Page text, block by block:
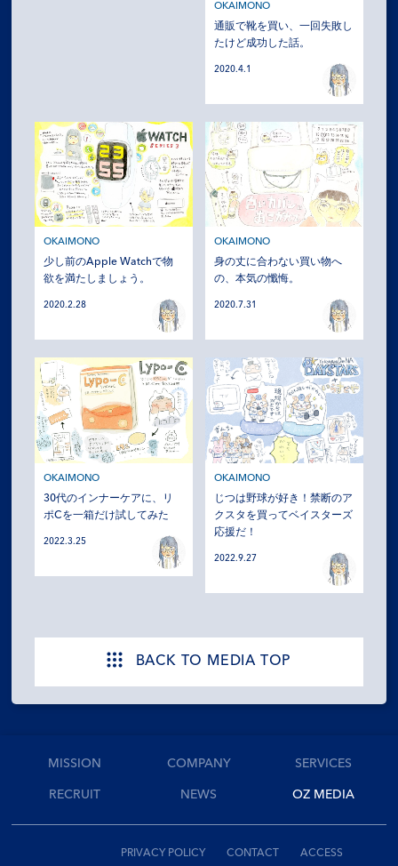
OKAIMONO
通販で靴を買い、一回失敗し
たけど成功した話。
2020.4.1
OKAIMONO
少し前のApple Watchで物
欲を満たしましょう。
2020.2.28
OKAIMONO
身の丈に合わない買い物へ
の、本気の懺悔。
2020.7.31
OKAIMONO
30代のインナーケアに、リ
ポCを一箱だけ試してみた
2022.3.25
OKAIMONO
じつは野球が好き！禁断のア
クスタを買ってベイスターズ
応援だ！
2022.9.27
BACK TO MEDIA TOP
MISSION COMPANY SERVICES
RECRUIT NEWS OZ MEDIA
PRIVACY POLICY CONTACT ACCESS